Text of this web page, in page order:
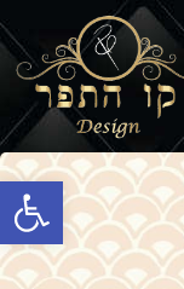
Open toolbar